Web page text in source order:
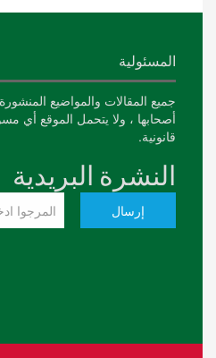
المسئولية
جميع المقالات والمواضيع
أصحابها ، ولا يتحمل الموقع أي
قانونية.
النشرة البريدية